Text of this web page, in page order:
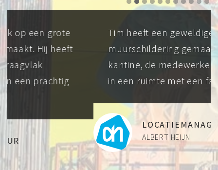
Tim heeft een geweldige
muurschildering gemaakt in onze
kantine, de medewerkers pauzeren nu
in een ruimte met een fantastische sfeer
LOCATIEMANAGER PETER
ALBERT HEIJN